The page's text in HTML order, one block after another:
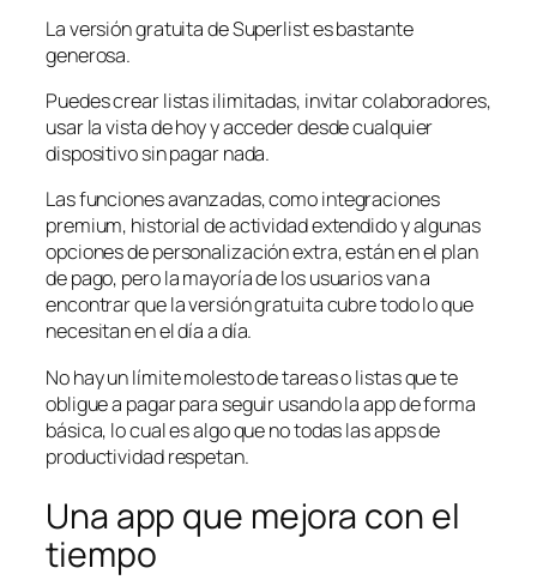
La versión gratuita de Superlist es bastante
generosa.
Puedes crear listas ilimitadas, invitar colaboradores,
usar la vista de hoy y acceder desde cualquier
dispositivo sin pagar nada.
Las funciones avanzadas, como integraciones
premium, historial de actividad extendido y algunas
opciones de personalización extra, están en el plan
de pago, pero la mayoría de los usuarios van a
encontrar que la versión gratuita cubre todo lo que
necesitan en el día a día.
No hay un límite molesto de tareas o listas que te
obligue a pagar para seguir usando la app de forma
básica, lo cual es algo que no todas las apps de
productividad respetan.
Una app que mejora con el
tiempo